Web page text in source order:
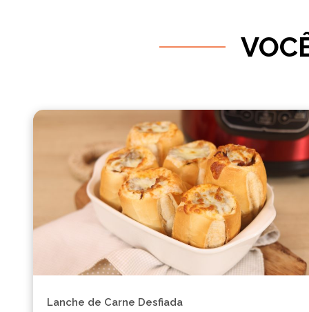
Lanche de Carne Desfiada